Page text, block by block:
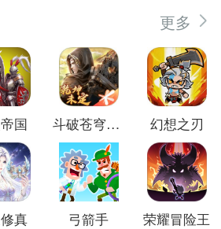
更多
国 斗破苍穹：异火重燃 幻想之刃
真 弓箭手 荣耀冒险王